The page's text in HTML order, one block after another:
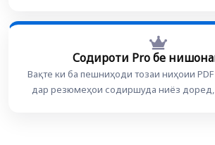
Содироти Pro бе
Вақте ки ба пешниҳоди тозаи ниҳоии
дар резюмеҳои содиршуда ниёз доред,